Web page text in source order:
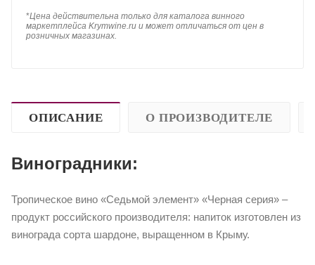
*Цена действительна только для каталога винного
маркетплейса Krymwine.ru и может отличаться от цен в
розничных магазинах.
ОПИСАНИЕ О ПРОИЗВОДИТЕЛЕ
Виноградники:
Тропическое вино «Седьмой элемент» «Черная серия» –
продукт российского производителя: напиток изготовлен из
винограда сорта шардоне, выращенном в Крыму.